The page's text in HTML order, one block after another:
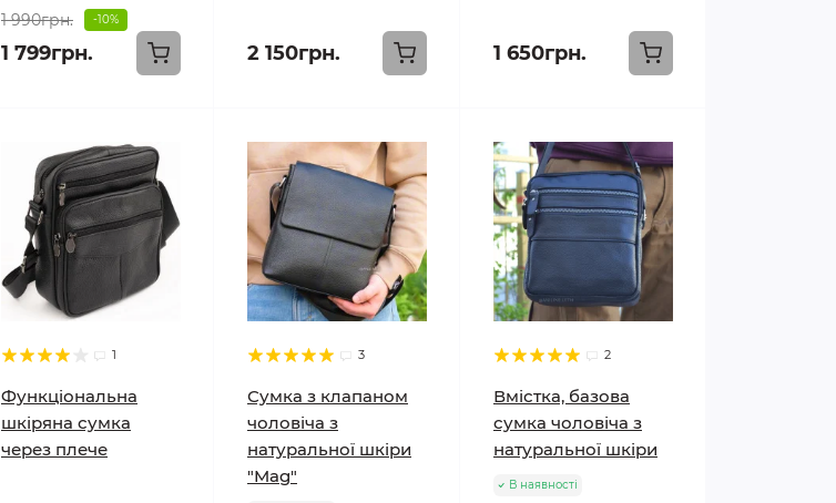
1 990грн. -10%
1 799грн. 2 150грн. 1 650грн.
1
Функціональна
шкіряна сумка
через плече
3
Сумка з клапаном
чоловіча з
натуральної шкіри
"Mag"
2
Вмістка, базова
сумка чоловіча з
натуральної шкіри
В наявності